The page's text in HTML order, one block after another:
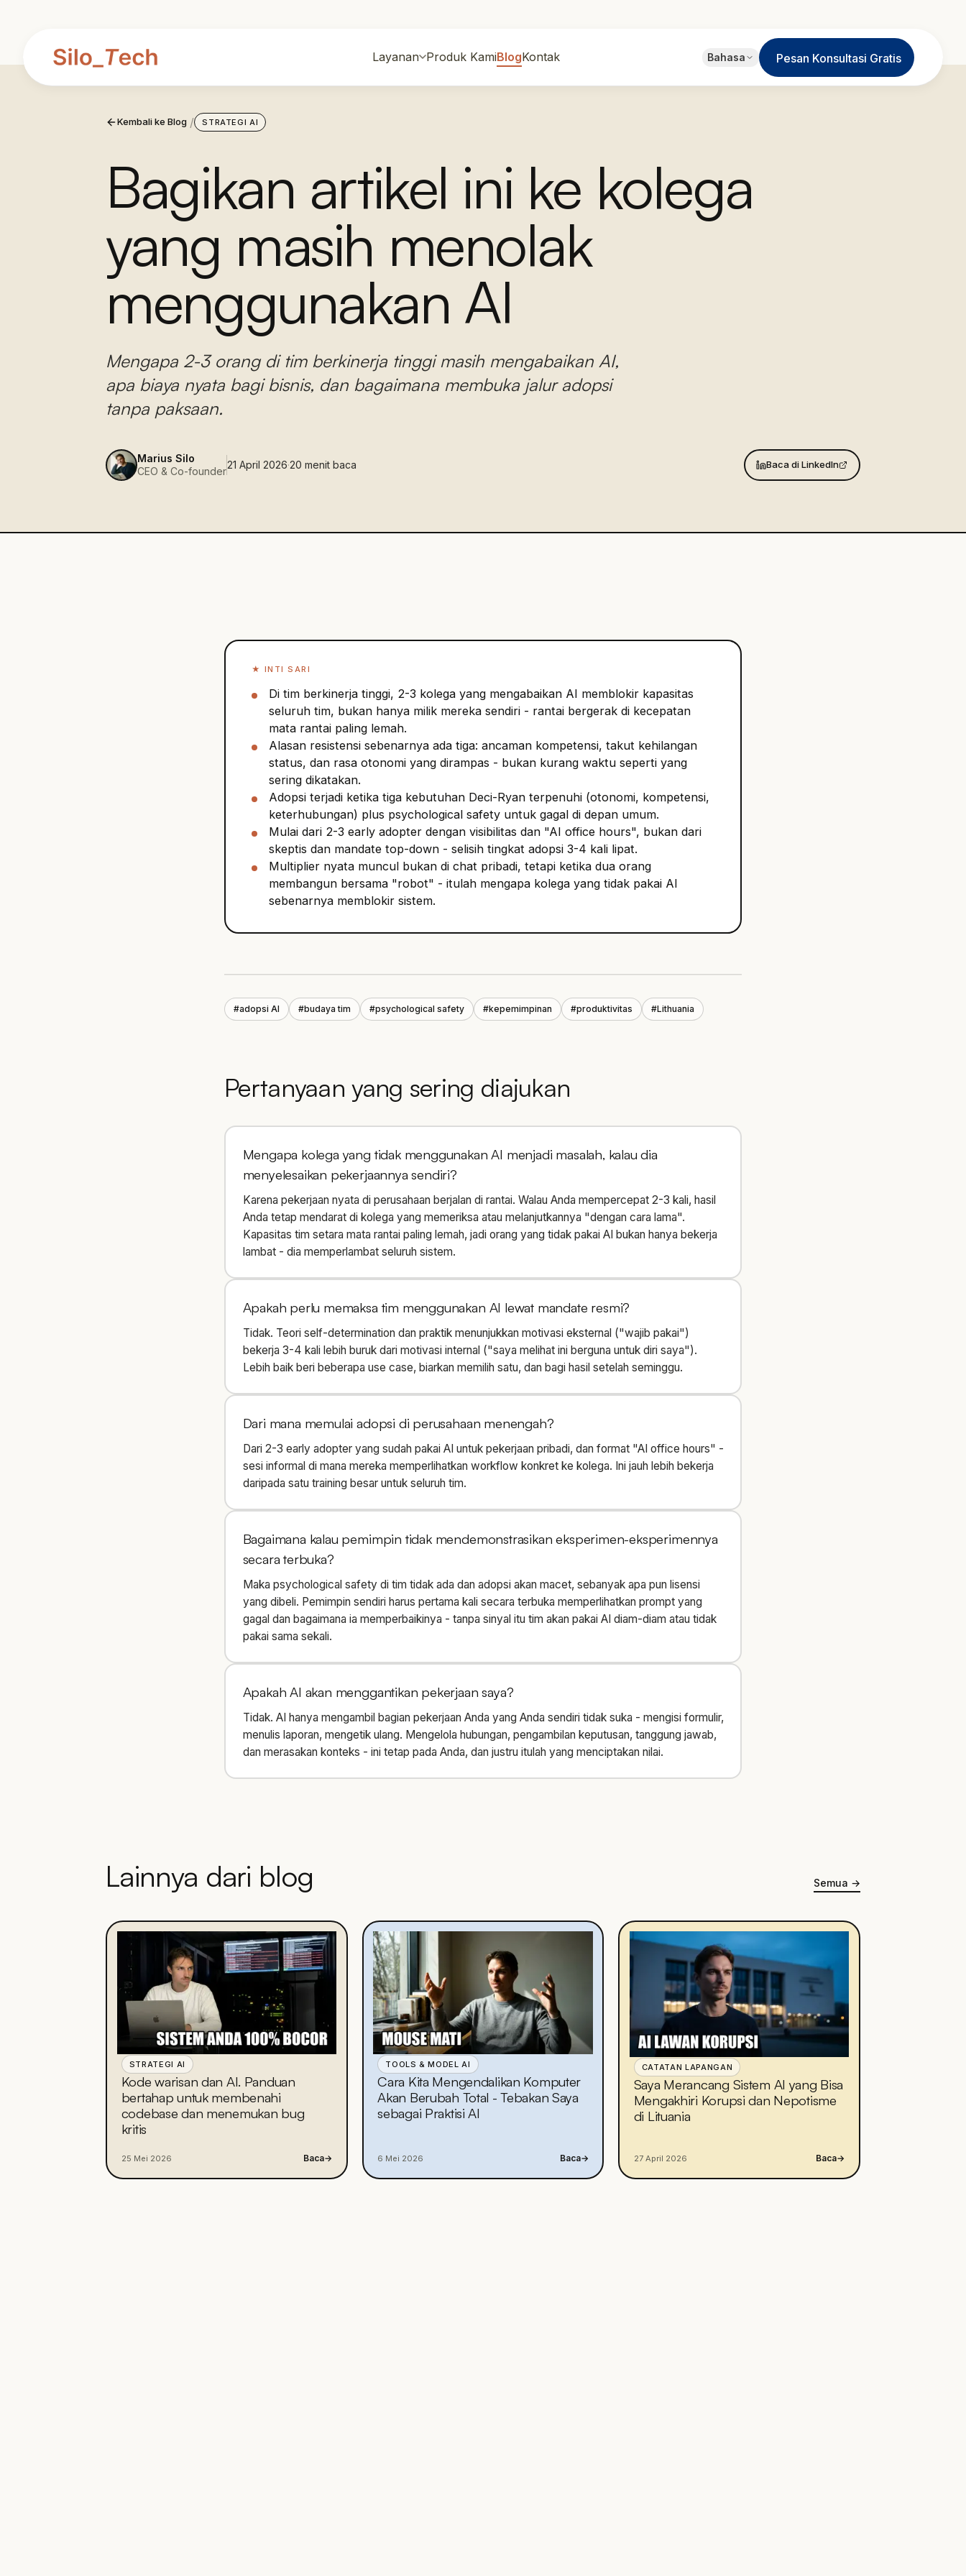
Layanan Produk KamiBlogKontak Bahasa
English
Pesan Konsultasi Gratis
Kembali ke Blog / STRATEGI AI
Bagikan artikel ini ke kolega
yang masih menolak
menggunakan AI
Mengapa 2-3 orang di tim berkinerja tinggi masih mengabaikan AI,
apa biaya nyata bagi bisnis, dan bagaimana membuka jalur adopsi
tanpa paksaan.
Marius Silo
CEO & Co-founder21 April 2026·20 menit baca Baca di LinkedIn
★ INTI SARI
Di tim berkinerja tinggi, 2-3 kolega yang mengabaikan AI memblokir kapasitas
seluruh tim, bukan hanya milik mereka sendiri - rantai bergerak di kecepatan
mata rantai paling lemah.
Alasan resistensi sebenarnya ada tiga: ancaman kompetensi, takut kehilangan
status, dan rasa otonomi yang dirampas - bukan kurang waktu seperti yang
sering dikatakan.
Adopsi terjadi ketika tiga kebutuhan Deci-Ryan terpenuhi (otonomi, kompetensi,
keterhubungan) plus psychological safety untuk gagal di depan umum.
Mulai dari 2-3 early adopter dengan visibilitas dan "AI office hours", bukan dari
skeptis dan mandate top-down - selisih tingkat adopsi 3-4 kali lipat.
Multiplier nyata muncul bukan di chat pribadi, tetapi ketika dua orang
membangun bersama "robot" - itulah mengapa kolega yang tidak pakai AI
sebenarnya memblokir sistem.
#adopsi AI #budaya tim #psychological safety #kepemimpinan #produktivitas #Lithuania
Pertanyaan yang sering diajukan
Mengapa kolega yang tidak menggunakan AI menjadi masalah, kalau dia
menyelesaikan pekerjaannya sendiri?
Karena pekerjaan nyata di perusahaan berjalan di rantai. Walau Anda mempercepat 2-3 kali, hasil
Anda tetap mendarat di kolega yang memeriksa atau melanjutkannya "dengan cara lama".
Kapasitas tim setara mata rantai paling lemah, jadi orang yang tidak pakai AI bukan hanya bekerja
lambat - dia memperlambat seluruh sistem.
Apakah perlu memaksa tim menggunakan AI lewat mandate resmi?
Tidak. Teori self-determination dan praktik menunjukkan motivasi eksternal ("wajib pakai")
bekerja 3-4 kali lebih buruk dari motivasi internal ("saya melihat ini berguna untuk diri saya").
Lebih baik beri beberapa use case, biarkan memilih satu, dan bagi hasil setelah seminggu.
Dari mana memulai adopsi di perusahaan menengah?
Dari 2-3 early adopter yang sudah pakai AI untuk pekerjaan pribadi, dan format "AI office hours" -
sesi informal di mana mereka memperlihatkan workflow konkret ke kolega. Ini jauh lebih bekerja
daripada satu training besar untuk seluruh tim.
Bagaimana kalau pemimpin tidak mendemonstrasikan eksperimen-eksperimennya
secara terbuka?
Maka psychological safety di tim tidak ada dan adopsi akan macet, sebanyak apa pun lisensi
yang dibeli. Pemimpin sendiri harus pertama kali secara terbuka memperlihatkan prompt yang
gagal dan bagaimana ia memperbaikinya - tanpa sinyal itu tim akan pakai AI diam-diam atau tidak
pakai sama sekali.
Apakah AI akan menggantikan pekerjaan saya?
Tidak. AI hanya mengambil bagian pekerjaan Anda yang Anda sendiri tidak suka - mengisi formulir,
menulis laporan, mengetik ulang. Mengelola hubungan, pengambilan keputusan, tanggung jawab,
dan merasakan konteks - ini tetap pada Anda, dan justru itulah yang menciptakan nilai.
Lainnya dari blog Semua →
STRATEGI AI
Kode warisan dan AI. Panduan
bertahap untuk membenahi
codebase dan menemukan bug
kritis
25 Mei 2026 Baca→
TOOLS & MODEL AI
Cara Kita Mengendalikan Komputer
Akan Berubah Total - Tebakan Saya
sebagai Praktisi AI
6 Mei 2026 Baca→
CATATAN LAPANGAN
Saya Merancang Sistem AI yang Bisa
Mengakhiri Korupsi dan Nepotisme
di Lituania
27 April 2026 Baca→